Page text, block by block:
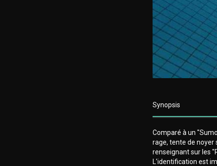
Synopsis
Comparé à un
rage, tente de noyer
renseignant sur les
L'identification est